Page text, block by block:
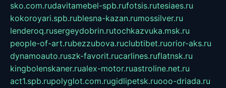
sko.com.rudavitamebel-spb.rufotsis.rutesiaes.ru
kokoroyari.spb.rublesna-kazan.rumossilver.ru
lenderoq.rusergeydobrin.rutochkazvuka.msk.ru
people-of-art.rubezzubova.ruclubtibet.ruorior-aks.ru
dynamoauto.ruszk-favorit.rucarlines.ruflatnsk.ru
kingbolenskaner.rualex-motor.ruastroline.net.ru
act1.spb.rupolyglot.com.rugidlipetsk.ruooo-driada.ru